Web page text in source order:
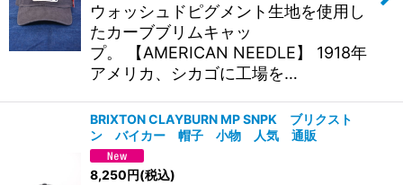
ウォッシュドピグメント生地を使用し
たカーブブリムキャッ
プ。 【AMERICAN NEEDLE】 1918年
アメリカ、シカゴに工場を…
BRIXTON CLAYBURN MP SNPK ブリクスト
ン バイカー 帽子 小物 人気 通販
8,250円(税込)